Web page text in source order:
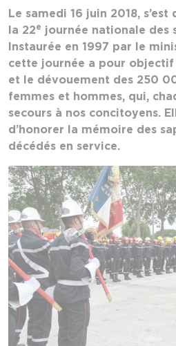
Le samedi 16 juin 2018,
la 22e journée nationale des
Instaurée en 1997 par le
cette journée a pour objectif
et le dévouement des 250
femmes et hommes, qui,
secours à nos concitoyens.
d’honorer la mémoire des
décédés en service.